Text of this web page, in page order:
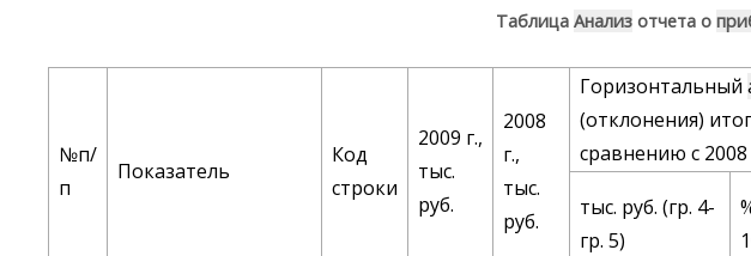
Таблица Анализотчета о
№п/
п
Показатель
Код
строки
2009 г.,
тыс.
руб.
2008
г.,
тыс.
руб.
Горизонтальный
(отклонения)
сравнению с 2008
тыс. руб. (гр. 4-
гр. 5)